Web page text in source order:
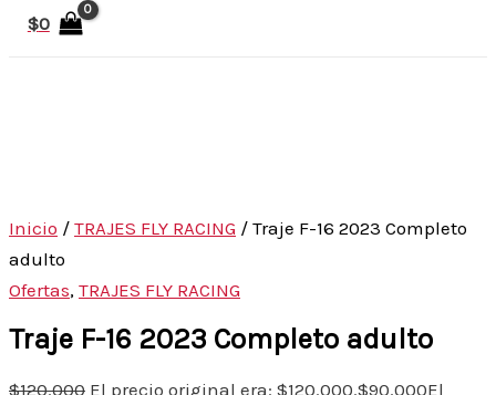
$0
Inicio / TRAJES FLY RACING / Traje F-16 2023 Completo
adulto
Ofertas, TRAJES FLY RACING
Traje F-16 2023 Completo adulto
$120.000 El precio original era: $120.000.$90.000El